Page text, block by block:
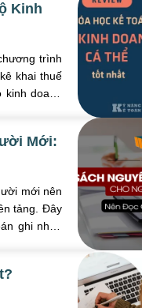
Kinh
trình
khai thuế
doanh
Mới:
mới nên
tảng. Đây
ghi nhận